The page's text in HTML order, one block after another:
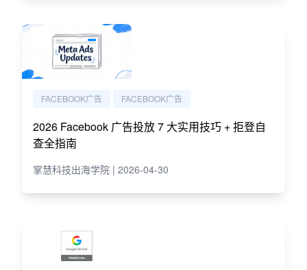
FACEBOOK广告 FACEBOOK广告
2026 Facebook 广告投放 7 大实用技巧 + 拒登自
查全指南
掌慧科技出海学院 | 2026-04-30